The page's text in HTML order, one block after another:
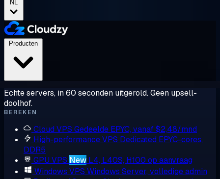
NL
Echte servers, in 60 seconden uitgerold. Geen upsell-
doolhof.
BEREKEN
Cloud VPS Gedeelde EPYC, vanaf $2,48/mnd
High-performance VPS Dedicated EPYC-cores,
DDR5
GPU VPS New L4, L40S, H100 op aanvraag
Windows VPS Windows Server, volledige admin